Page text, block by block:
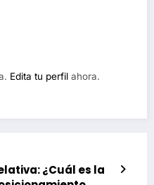
Edita tu perfil ahora.
¿Cuál es la